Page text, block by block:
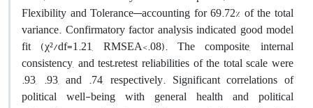
Flexibility and Tolerance—accounting for 69.72% of the total
variance. Confirmatory factor analysis indicated good model
fit (χ²/df=1.21, RMSEA<.08). The composite, internal
consistency, and test–retest reliabilities of the total scale were
.93, .93, and .74, respectively. Significant correlations of
political well-being with general health and political